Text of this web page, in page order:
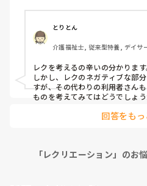
ん。が、私の行き着いた結果で
それ見て言うのは、客観的に見
意見や印象の問題であって、当事
か？
とりとん
介護福祉士, 従来型特養, デイサ
レクを考えるの辛いの分かります
しかし、レクのネガティブな部
すが、その代わりの利用者さん
ものを考えてみてはどうでしょう
回答をも
「レクリエーション」のお